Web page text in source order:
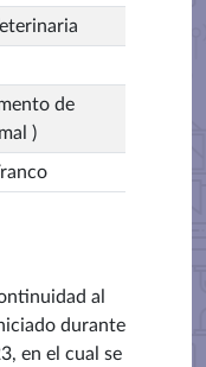
de
)
al
durante
en el cual se